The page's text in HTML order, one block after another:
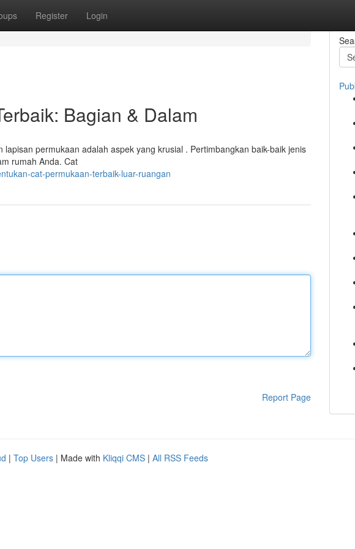
Register Login
Bagian & Dalam
permukaan adalah aspek yang krusial . Pertimbangkan baik-baik jenis
rumah Anda. Cat
cat-permukaan-terbaik-luar-ruangan
Report Page
| Top Users | Made with Kliqqi CMS | All RSS Feeds